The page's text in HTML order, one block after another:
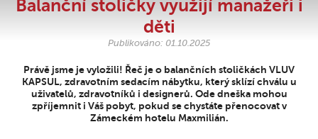
Balanční stoličky využijí manažeři i
děti
Publikováno: 01.10.2025
Právě jsme je vyložili! Řeč je o balančních stoličkách VLUV
KAPSUL, zdravotním sedacím nábytku, který sklízí chválu u
uživatelů, zdravotníků i designerů. Ode dneška mohou
zpříjemnit i Váš pobyt, pokud se chystáte přenocovat v
Zámeckém hotelu Maxmilián.